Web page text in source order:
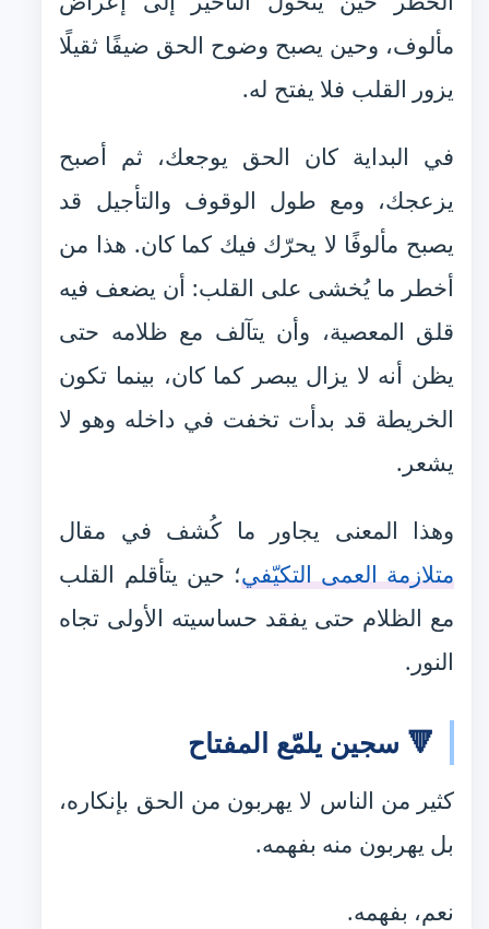
مألوف، وحين يصبح وضوح الحق ضيفًا ثقيلًا
يزور القلب فلا يفتح له.
في البداية كان الحق يوجعك، ثم أصبح
يزعجك، ومع طول الوقوف والتأجيل قد
يصبح مألوفًا لا يحرّك فيك كما كان. هذا من
أخطر ما يُخشى على القلب: أن يضعف فيه
قلق المعصية، وأن يتآلف مع ظلامه حتى
يظن أنه لا يزال يبصر كما كان، بينما تكون
الخريطة قد بدأت تخفت في داخله وهو لا
يشعر.
وهذا المعنى يجاور ما كُشف في مقال
متلازمة العمى التكيّفي؛ حين يتأقلم القلب
مع الظلام حتى يفقد حساسيته الأولى تجاه
النور.
🔻 سجين يلمّع المفتاح
كثير من الناس لا يهربون من الحق بإنكاره،
بل يهربون منه بفهمه.
نعم، بفهمه.